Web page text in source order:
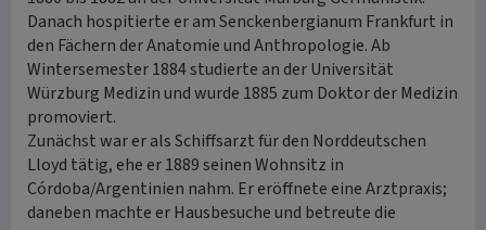
Danach hospitierte er am Senckenbergianum Frankfurt in
den Fächern der Anatomie und Anthropologie. Ab
Wintersemester 1884 studierte an der Universität
Würzburg Medizin und wurde 1885 zum Doktor der Medizin
promoviert.
Zunächst war er als Schiffsarzt für den Norddeutschen
Lloyd tätig, ehe er 1889 seinen Wohnsitz in
Córdoba/Argentinien nahm. Er eröffnete eine Arztpraxis;
daneben machte er Hausbesuche und betreute die